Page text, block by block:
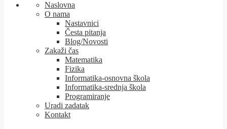
Naslovna
O nama
Nastavnici
Česta pitanja
Blog/Novosti
Zakaži čas
Matematika
Fizika
Informatika-osnovna škola
Informatika-srednja škola
Programiranje
Uradi zadatak
Kontakt